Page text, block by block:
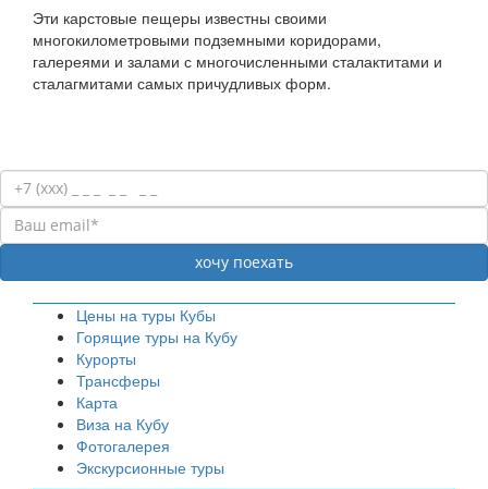
Эти карстовые пещеры известны своими
многокилометровыми подземными коридорами,
галереями и залами с многочисленными сталактитами и
сталагмитами самых причудливых форм.
Цены на туры Кубы
Горящие туры на Кубу
Курорты
Трансферы
Карта
Виза на Кубу
Фотогалерея
Экскурсионные туры